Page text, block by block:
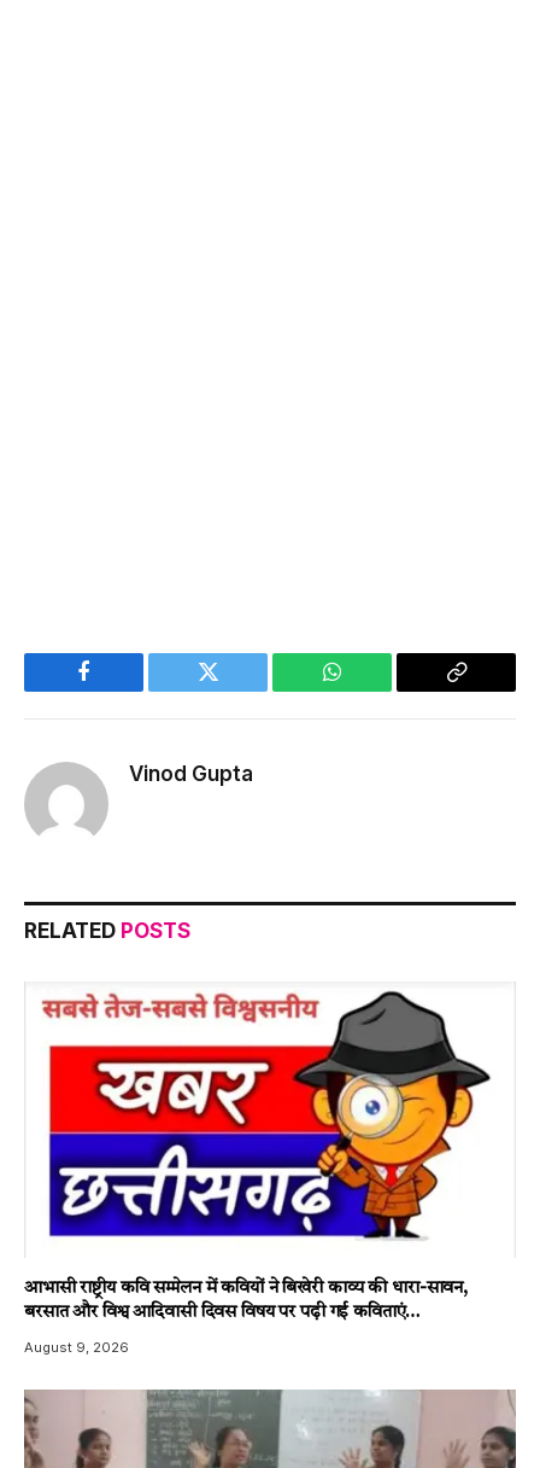
Facebook Twitter WhatsApp
Copy
Vinod Gupta
RELATED POSTS
आभासी राष्ट्रीय कवि सम्मेलन में कवियों ने बिखेरी काव्य की धारा-सावन,
बरसात और विश्व आदिवासी दिवस विषय पर पढ़ी गई कविताएं…
August 9, 2026